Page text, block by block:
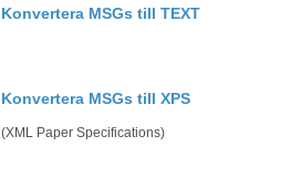
Konvertera MSGs till TEXT
Konvertera MSGs till XPS
(XML Paper Specifications)